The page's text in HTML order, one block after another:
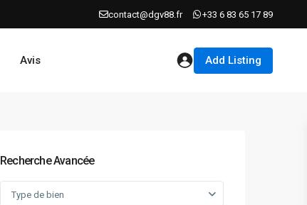
contact@dgv88.fr +33 6 83 65 17 89
Avis Add Listing
Recherche Avancée
Type de bien